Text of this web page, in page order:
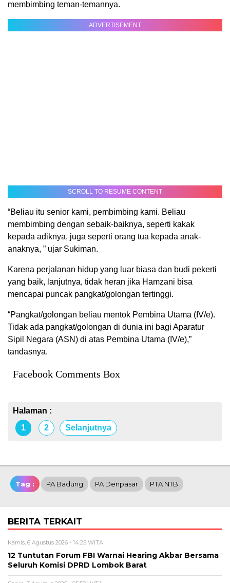
membimbing teman-temannya.
ADVERTISEMENT
SCROLL TO RESUME CONTENT
“Beliau itu senior kami, pembimbing kami. Beliau
membimbing dengan sebaik-baiknya, seperti kakak
kepada adiknya, juga seperti orang tua kepada anak-
anaknya, ” ujar Sukiman.
Karena perjalanan hidup yang luar biasa dan budi pekerti
yang baik, lanjutnya, tidak heran jika Hamzani bisa
mencapai puncak pangkat/golongan tertinggi.
“Pangkat/golongan beliau mentok Pembina Utama (IV/e).
Tidak ada pangkat/golongan di dunia ini bagi Aparatur
Sipil Negara (ASN) di atas Pembina Utama (IV/e),”
tandasnya.
Facebook Comments Box
Halaman :
1
2 Selanjutnya
Tag : PA Badung PA Denpasar PTA NTB
BERITA TERKAIT
Kamis, 6 Agustus 2026 - 14:25 WITA
12 Tuntutan Forum FBI Warnai Hearing Akbar Bersama
Seluruh Komisi DPRD Lombok Barat